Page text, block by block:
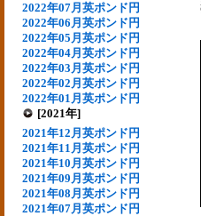
2022年07月英ポンド円
2022年06月英ポンド円
2022年05月英ポンド円
2022年04月英ポンド円
2022年03月英ポンド円
2022年02月英ポンド円
2022年01月英ポンド円
[2021年]
2021年12月英ポンド円
2021年11月英ポンド円
2021年10月英ポンド円
2021年09月英ポンド円
2021年08月英ポンド円
2021年07月英ポンド円